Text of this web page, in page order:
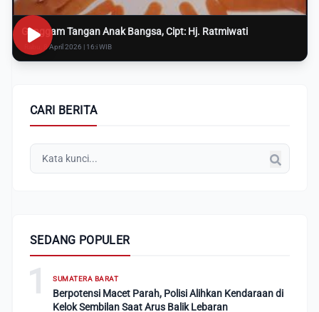
Genggam Tangan Anak Bangsa, Cipt: Hj. Ratmiwati
Rabu, 8 April 2026 | 16:i WIB
CARI BERITA
SEDANG POPULER
1 SUMATERA BARAT
Berpotensi Macet Parah, Polisi Alihkan Kendaraan di
Kelok Sembilan Saat Arus Balik Lebaran